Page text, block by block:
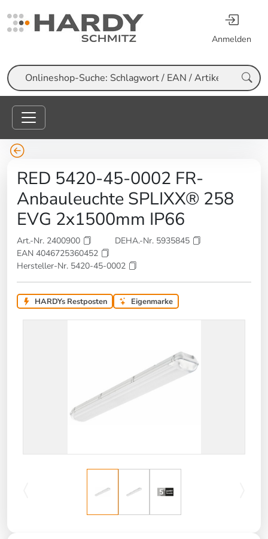
Anmelden
Suche
RED 5420-45-0002 FR-
Anbauleuchte SPLIXX® 258
EVG 2x1500mm IP66
Art.-Nr. 2400900
DEHA.-Nr. 5935845
EAN 4046725360452
Hersteller-Nr. 5420-45-0002
HARDYs Restposten Eigenmarke